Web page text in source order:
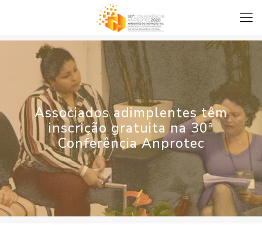
Associados adimplentes têm
inscrição gratuita na 30ª
Conferência Anprotec